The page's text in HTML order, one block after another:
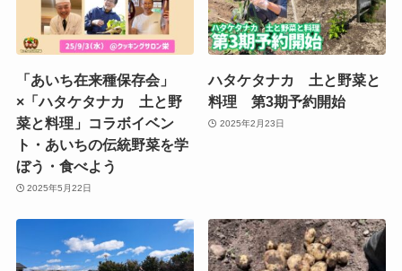
「あいち在来種保存会」
×「ハタケタナカ 土と野
菜と料理」コラボイベン
ト・あいちの伝統野菜を学
ぼう・食べよう
2025年5月22日
ハタケタナカ 土と野菜と
料理 第3期予約開始
2025年2月23日